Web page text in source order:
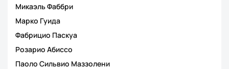
Микаэль Фаббри
Марко Гуида
Фабрицио Паскуа
Розарио Абиссо
Паоло Сильвио Маззолени